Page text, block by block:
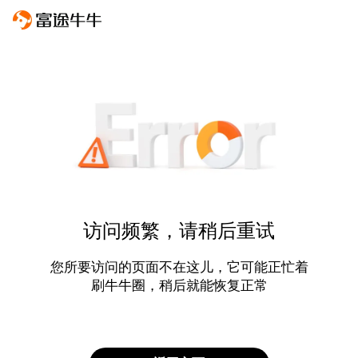
访问频繁，请稍后重试
您所要访问的页面不在这儿，它可能正忙着
刷牛牛圈，稍后就能恢复正常